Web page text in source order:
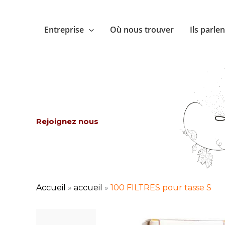
Entreprise Où nous trouver Ils
Rejoignez nous
Accueil » accueil » 100 FILTRES pour tasse S